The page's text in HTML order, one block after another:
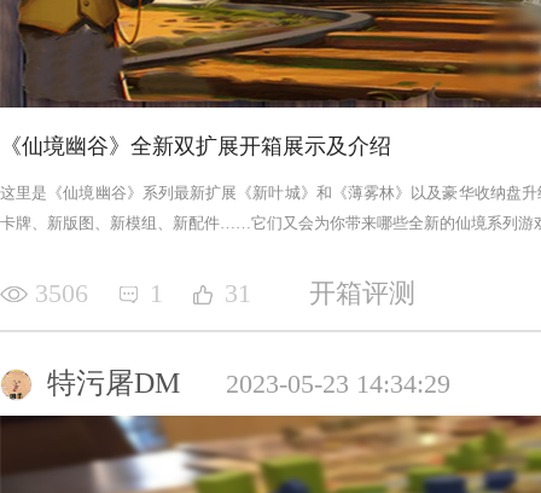
《仙境幽谷》全新双扩展开箱展示及介绍
这里是《仙境幽谷》系列最新扩展《新叶城》和《薄雾林》以及豪华收纳盘
卡牌、新版图、新模组、新配件……它们又会为你带来哪些全新的仙境系列游
3506 1 31 开箱评测
特污屠DM 2023-05-23 14:34:29